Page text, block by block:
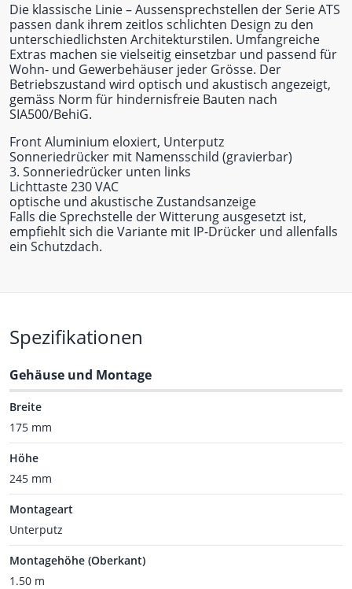
Die klassische Linie – Aussensprechstellen der Serie ATS
passen dank ihrem zeitlos schlichten Design zu den
unterschiedlichsten Architekturstilen. Umfangreiche
Extras machen sie vielseitig einsetzbar und passend für
Wohn- und Gewerbehäuser jeder Grösse. Der
Betriebszustand wird optisch und akustisch angezeigt,
gemäss Norm für hindernisfreie Bauten nach
SIA500/BehiG.
Front Aluminium eloxiert, Unterputz
Sonneriedrücker mit Namensschild (gravierbar)
3. Sonneriedrücker unten links
Lichttaste 230 VAC
optische und akustische Zustandsanzeige
Falls die Sprechstelle der Witterung ausgesetzt ist,
empfiehlt sich die Variante mit IP-Drücker und allenfalls
ein Schutzdach.
Spezifikationen
Gehäuse und Montage
Breite
175 mm
Höhe
245 mm
Montageart
Unterputz
Montagehöhe (Oberkant)
1.50 m